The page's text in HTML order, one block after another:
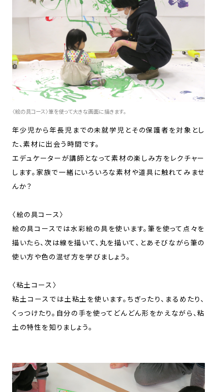
〈絵の具コース〉筆を使って大きな画面に描きます。
年少児から年長児までの未就学児とその保護者を対象とし
た、素材に出会う時間です。
エデュケーターが講師となって素材の楽しみ方をレクチャー
します。家族で一緒にいろいろな素材や道具に触れてみませ
んか？
〈絵の具コース〉
絵の具コースでは水彩絵の具を使います。筆を使って点々を
描いたら、次は線を描いて、丸を描いて、とあそびながら筆の
使い方や色の混ぜ方を学びましょう。
〈粘土コース〉
粘土コースでは土粘土を使います。ちぎったり、まるめたり、
くっつけたり。自分の手を使ってどんどん形をかえながら、粘
土の特性を知りましょう。